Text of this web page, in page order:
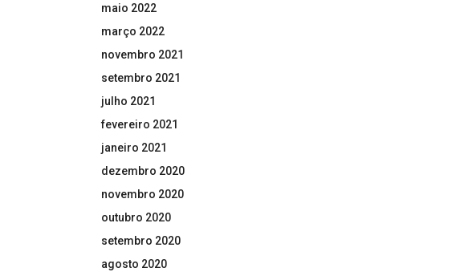
maio 2022
março 2022
novembro 2021
setembro 2021
julho 2021
fevereiro 2021
janeiro 2021
dezembro 2020
novembro 2020
outubro 2020
setembro 2020
agosto 2020